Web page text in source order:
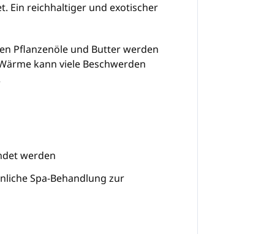
Ein reichhaltiger und exotischer
Pflanzenöle und Butter werden
kann viele Beschwerden
werden
Spa-Behandlung zur